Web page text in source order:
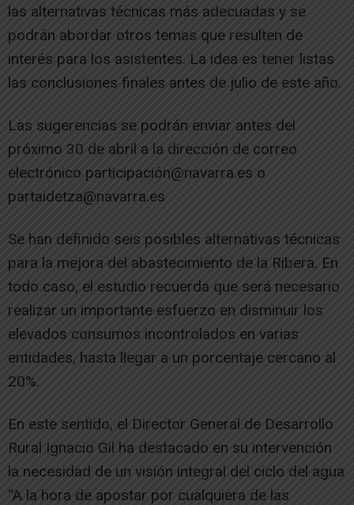
las alternativas técnicas más adecuadas y se
podrán abordar otros temas que resulten de
interés para los asistentes. La idea es tener listas
las conclusiones finales antes de julio de este año.
Las sugerencias se podrán enviar antes del
próximo 30 de abril a la dirección de correo
electrónico participación@navarra.es o
partaidetza@navarra.es
Se han definido seis posibles alternativas técnicas
para la mejora del abastecimiento de la Ribera. En
todo caso, el estudio recuerda que será necesario
realizar un importante esfuerzo en disminuir los
elevados consumos incontrolados en varias
entidades, hasta llegar a un porcentaje cercano al
20%.
En este sentido, el Director General de Desarrollo
Rural Ignacio Gil ha destacado en su intervención
la necesidad de un visión integral del ciclo del agua
“A la hora de apostar por cualquiera de las